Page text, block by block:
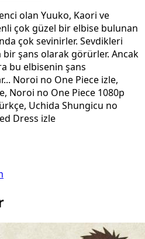
olan Yuuko, Kaori ve
çok güzel bir elbise bulunan
çok sevinirler. Sevdikleri
şans olarak görürler. Ancak
bu elbisenin şans
Noroi no One Piece izle,
Noroi no One Piece 1080p
Uchida Shungicu no
Dress izle